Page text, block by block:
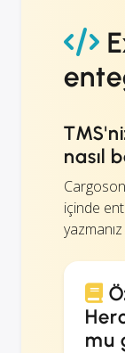
nasıl
içinde
mu